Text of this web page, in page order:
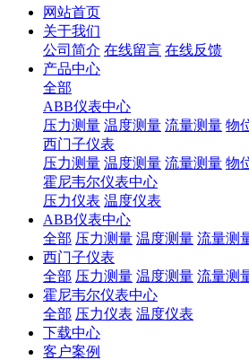
网站首页
关于我们
公司简介 在线留言 在线反馈
产品中心
全部
ABB仪表中心
压力测量 温度测量 流量测量 物
西门子仪表
压力测量 温度测量 流量测量 物
霍尼韦尔仪表中心
压力仪表 温度仪表
ABB仪表中心
全部 压力测量 温度测量 流量测
西门子仪表
全部 压力测量 温度测量 流量测
霍尼韦尔仪表中心
全部 压力仪表 温度仪表
下载中心
客户案例